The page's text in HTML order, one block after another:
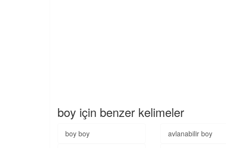
boy için benzer kelimeler
boy boy avlanabilir boy